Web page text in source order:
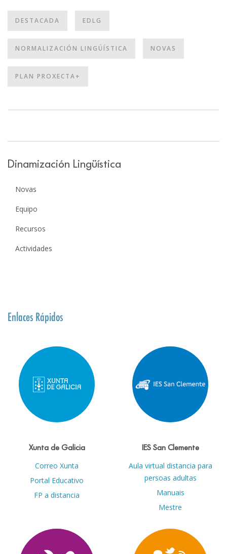
DESTACADA EDLG
NORMALIZACIÓN LINGÜÍSTICA NOVAS
PLAN PROXECTA+
Dinamización Lingüística
Novas
Equipo
Recursos
Actividades
Enlaces Rápidos
Xunta de Galicia
Correo Xunta
Portal Educativo
FP a distancia
IES San Clemente
Aula virtual distancia para
persoas adultas
Manuais
Mestre